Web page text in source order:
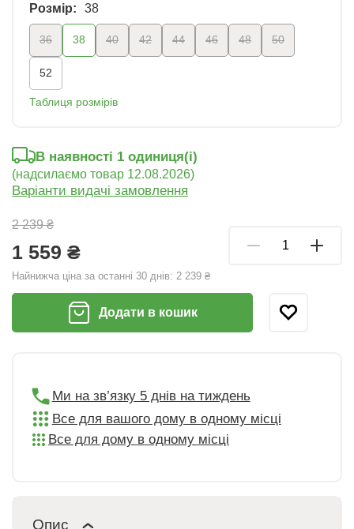
Розмір: 38
36 38 40 42 44 46 48 50
52
Таблиця розмірів
2 239 ₴
1 559 ₴
Найнижча ціна за останні 30 днів: 2 239 ₴
В наявності 1 oдиниця(і)
(надсилаємо товар 12.08.2026)
Варіанти видачі замовлення
Додати в кошик
Ми на зв’язку 5 днів на тиждень
Все для вашого дому в одному місці
Все для дому в одному місці
Опис